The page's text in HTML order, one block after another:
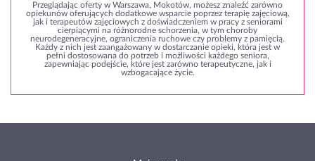
Przeglądając oferty w Warszawa, Mokotów, możesz znaleźć zarówno
opiekunów oferujących dodatkowe wsparcie poprzez terapię zajęciową,
jak i terapeutów zajęciowych z doświadczeniem w pracy z seniorami
cierpiącymi na różnorodne schorzenia, w tym choroby
neurodegeneracyjne, ograniczenia ruchowe czy problemy z pamięcią.
Każdy z nich jest zaangażowany w dostarczanie opieki, która jest w
pełni dostosowana do potrzeb i możliwości każdego seniora,
zapewniając podejście, które jest zarówno terapeutyczne, jak i
wzbogacające życie.